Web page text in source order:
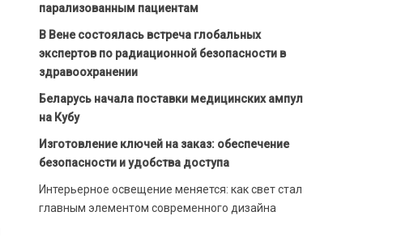
парализованным пациентам
В Вене состоялась встреча глобальных
экспертов по радиационной безопасности в
здравоохранении
Беларусь начала поставки медицинских ампул
на Кубу
Изготовление ключей на заказ: обеспечение
безопасности и удобства доступа
Интерьерное освещение меняется: как свет стал
главным элементом современного дизайна